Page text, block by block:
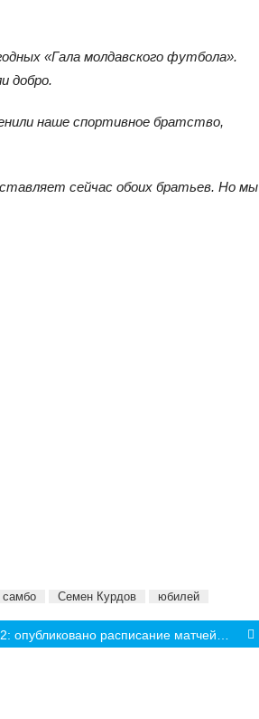
«Гала молдавского футбола».
добро.
наше спортивное братство,
сейчас обоих братьев. Но мы
самбо Семен Курдов юбилей
расписание матчей Чемпионата Мира по футболу